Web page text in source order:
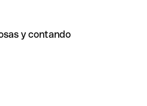
y contando